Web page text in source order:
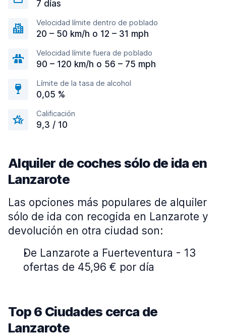
7 días
Velocidad límite dentro de poblado
20 – 50 km/h o 12 – 31 mph
Velocidad límite fuera de poblado
90 – 120 km/h o 56 – 75 mph
Límite de la tasa de alcohol
0,05 %
Calificación
9,3 / 10
Alquiler de coches sólo de ida en
Lanzarote
Las opciones más populares de alquiler
sólo de ida con recogida en Lanzarote y
devolución en otra ciudad son:
De Lanzarote a Fuerteventura - 13
ofertas de 45,96 € por día
Top 6 Ciudades cerca de
Lanzarote